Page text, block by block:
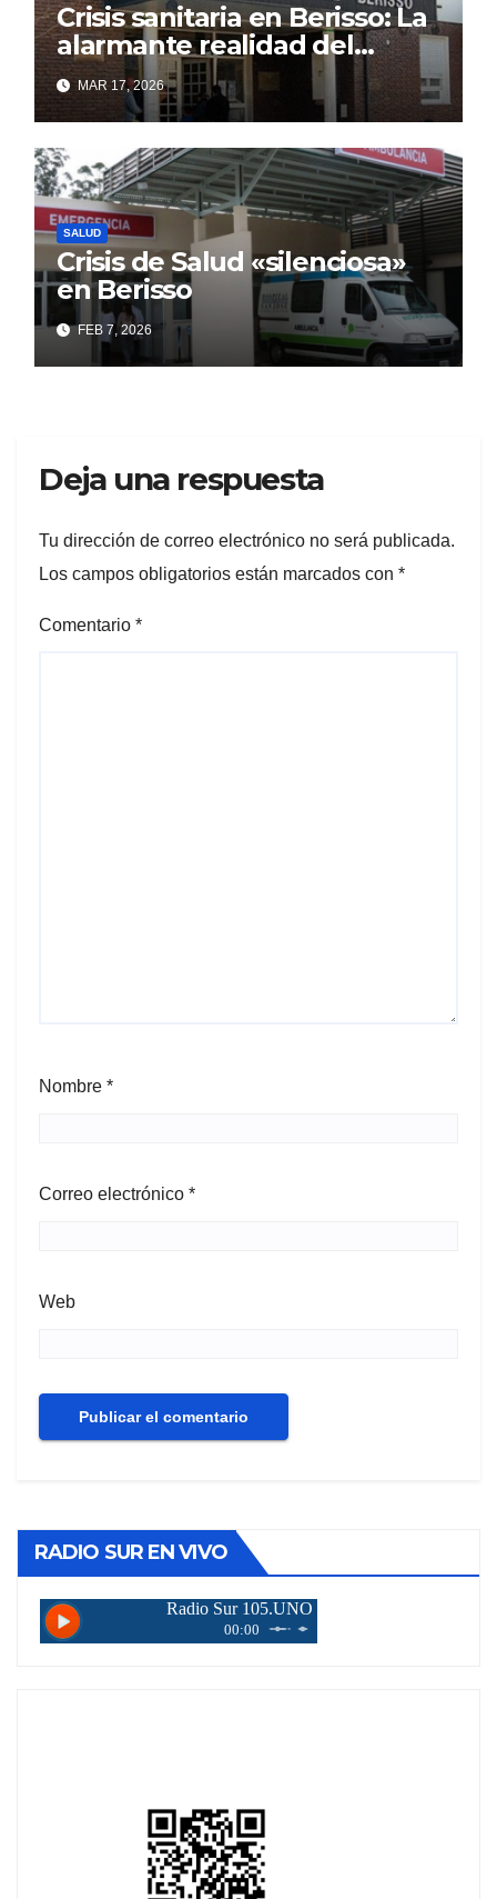
Crisis sanitaria en Berisso: La
alarmante realidad del
Hospital Larraín que el
discurso oficial intenta
ocultar
MAR 17, 2026
SALUD
Crisis de Salud «silenciosa»
en Berisso
FEB 7, 2026
Deja una respuesta
Tu dirección de correo electrónico no será publicada.
Los campos obligatorios están marcados con *
Comentario *
Nombre *
Correo electrónico *
Web
RADIO SUR EN VIVO